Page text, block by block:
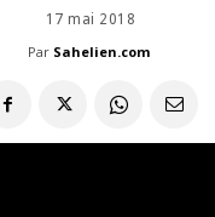
17 mai 2018
Par Sahelien.com